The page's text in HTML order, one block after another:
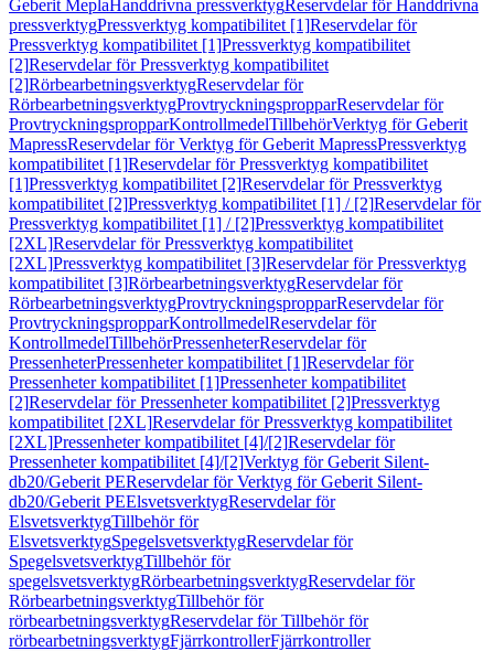
Geberit MeplaHanddrivna pressverktygReservdelar för Handdrivna
pressverktygPressverktyg kompatibilitet [1]Reservdelar för
Pressverktyg kompatibilitet [1]Pressverktyg kompatibilitet
[2]Reservdelar för Pressverktyg kompatibilitet
[2]RörbearbetningsverktygReservdelar för
RörbearbetningsverktygProvtryckningspropparReservdelar för
ProvtryckningspropparKontrollmedelTillbehörVerktyg för Geberit
MapressReservdelar för Verktyg för Geberit MapressPressverktyg
kompatibilitet [1]Reservdelar för Pressverktyg kompatibilitet
[1]Pressverktyg kompatibilitet [2]Reservdelar för Pressverktyg
kompatibilitet [2]Pressverktyg kompatibilitet [1] / [2]Reservdelar för
Pressverktyg kompatibilitet [1] / [2]Pressverktyg kompatibilitet
[2XL]Reservdelar för Pressverktyg kompatibilitet
[2XL]Pressverktyg kompatibilitet [3]Reservdelar för Pressverktyg
kompatibilitet [3]RörbearbetningsverktygReservdelar för
RörbearbetningsverktygProvtryckningspropparReservdelar för
ProvtryckningspropparKontrollmedelReservdelar för
KontrollmedelTillbehörPressenheterReservdelar för
PressenheterPressenheter kompatibilitet [1]Reservdelar för
Pressenheter kompatibilitet [1]Pressenheter kompatibilitet
[2]Reservdelar för Pressenheter kompatibilitet [2]Pressverktyg
kompatibilitet [2XL]Reservdelar för Pressverktyg kompatibilitet
[2XL]Pressenheter kompatibilitet [4]/[2]Reservdelar för
Pressenheter kompatibilitet [4]/[2]Verktyg för Geberit Silent-
db20/Geberit PEReservdelar för Verktyg för Geberit Silent-
db20/Geberit PEElsvetsverktygReservdelar för
ElsvetsverktygTillbehör för
ElsvetsverktygSpegelsvetsverktygReservdelar för
SpegelsvetsverktygTillbehör för
spegelsvetsverktygRörbearbetningsverktygReservdelar för
RörbearbetningsverktygTillbehör för
rörbearbetningsverktygReservdelar för Tillbehör för
rörbearbetningsverktygFjärrkontrollerFjärrkontroller